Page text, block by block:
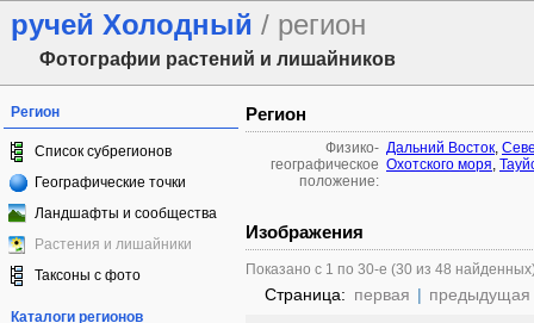
ручей Холодный / регион
Фотографии растений и лишайников
Регион
Список субрегионов
Географические точки
Ландшафты и сообщества
Растения и лишайники
Таксоны с фото
Каталоги регионов
Регион
Физико-
географическое
положение:
Дальний Восток,
Охотского моря,
Изображения
Показано с 1 по 30-е (30 из 48
Страница: первая | предыдущая